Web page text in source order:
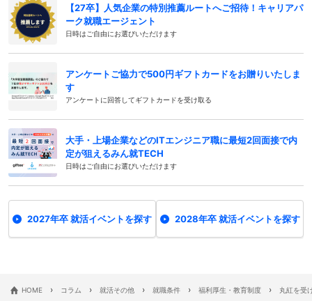
【27卒】人気企業の特別推薦ルートへご招待！キャリアパ
ーク就職エージェント
日時はご自由にお選びいただけます
アンケートご協力で500円ギフトカードをお贈りいたしま
す
アンケートに回答してギフトカードを受け取る
大手・上場企業などのITエンジニア職に最短2回面接で内
定が狙えるみん就TECH
日時はご自由にお選びいただけます
2027年卒 就活イベントを探す 2028年卒 就活イベントを探す
HOME › コラム › 就活その他 › 就職条件 › 福利厚生・教育制度 › 丸紅を受